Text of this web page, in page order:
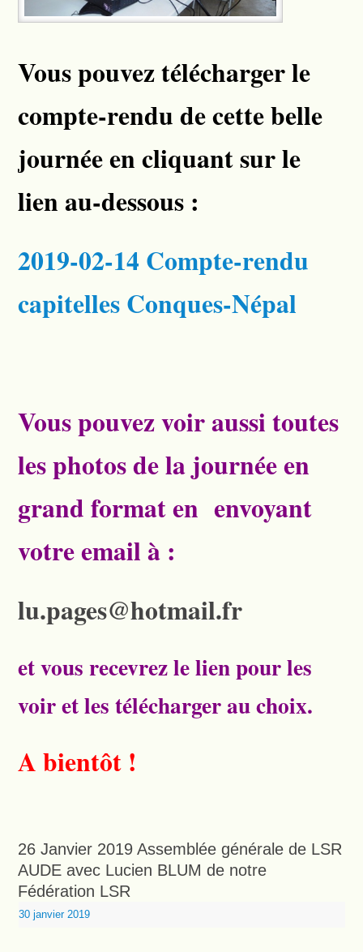
Vous pouvez télécharger le
compte-rendu de cette belle
journée en cliquant sur le
lien au-dessous :
2019-02-14 Compte-rendu
capitelles Conques-Népal
Vous pouvez voir aussi toutes
les photos de la journée en
grand format en envoyant
votre email à :
lu.pages@hotmail.fr
et vous recevrez le lien pour les
voir et les télécharger au choix.
A bientôt !
26 Janvier 2019 Assemblée générale de LSR
AUDE avec Lucien BLUM de notre
Fédération LSR
30 janvier 2019